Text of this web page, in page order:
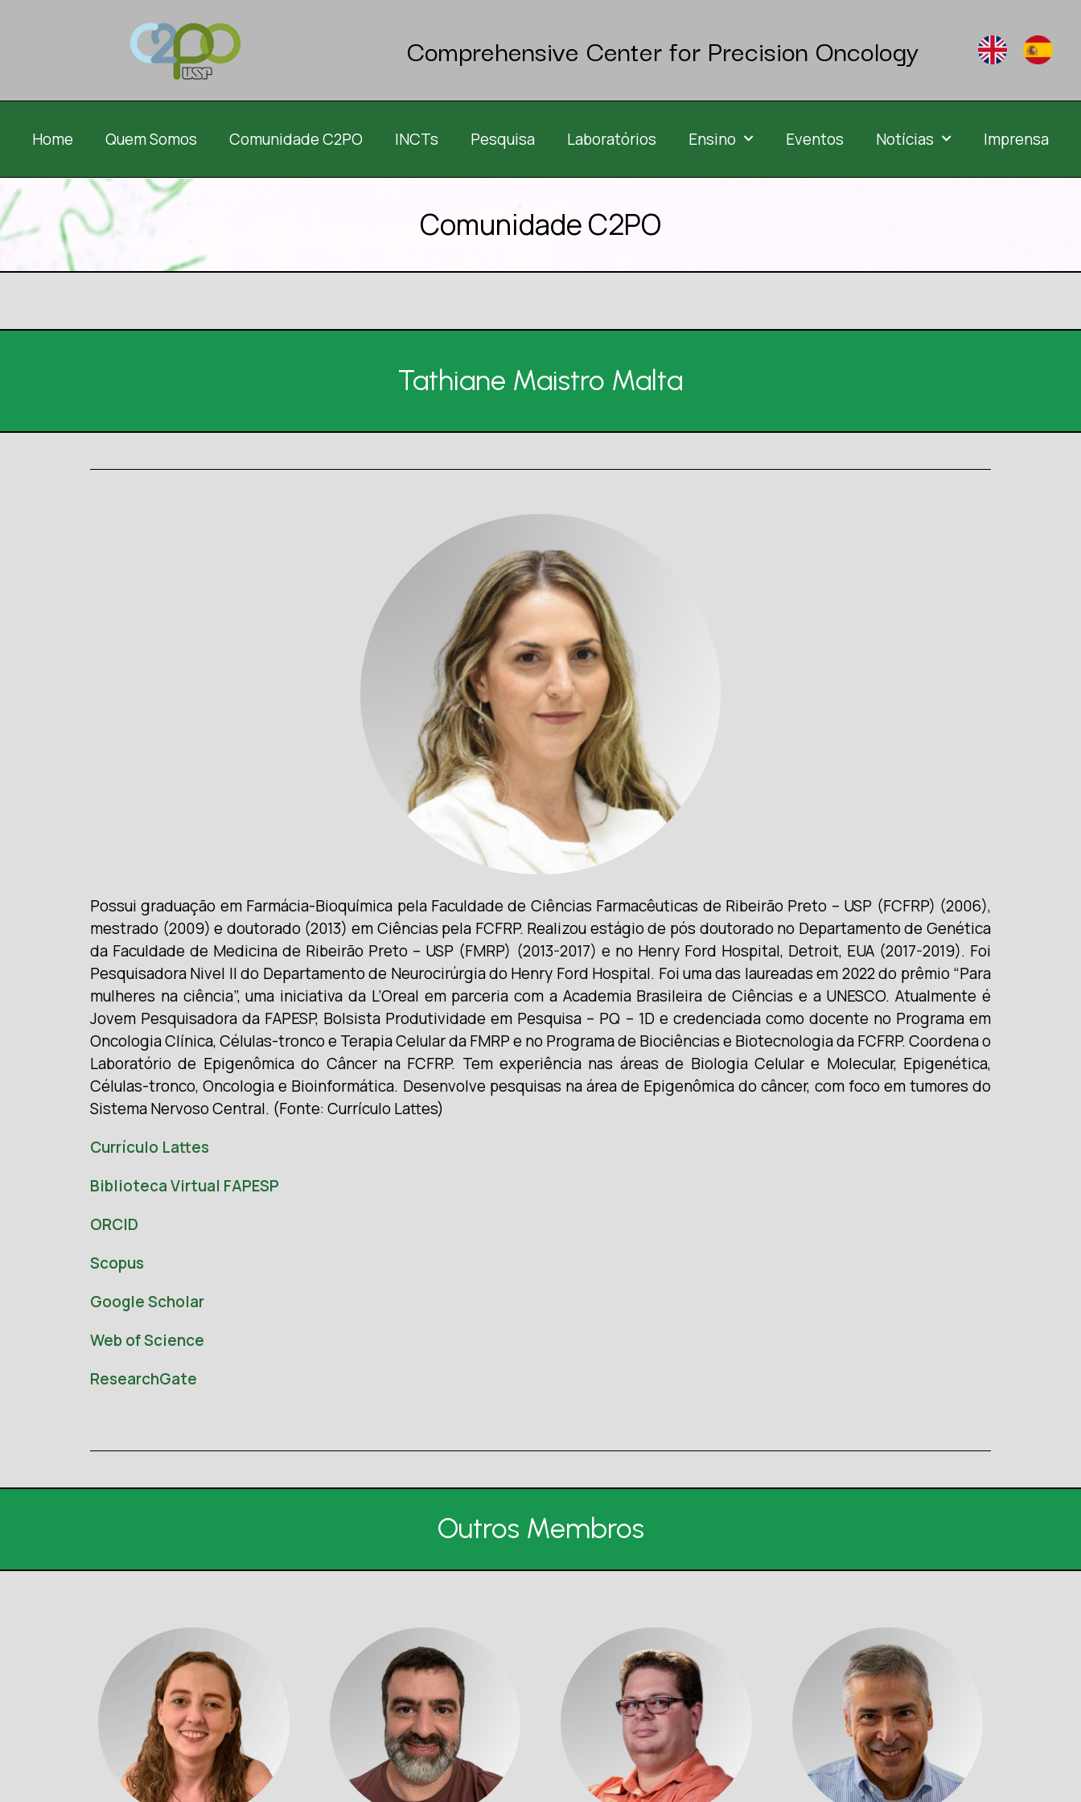
Comprehensive Center for Precision Oncology
Home Quem Somos Comunidade C2PO INCTs Pesquisa Laboratórios Ensino Eventos Notícias Imprensa
Comunidade C2PO
Tathiane Maistro Malta
Possui graduação em Farmácia-Bioquímica pela Faculdade de Ciências Farmacêuticas de Ribeirão Preto – USP (FCFRP) (2006),
mestrado (2009) e doutorado (2013) em Ciências pela FCFRP. Realizou estágio de pós doutorado no Departamento de Genética
da Faculdade de Medicina de Ribeirão Preto – USP (FMRP) (2013-2017) e no Henry Ford Hospital, Detroit, EUA (2017-2019). Foi
Pesquisadora Nivel II do Departamento de Neurocirúrgia do Henry Ford Hospital. Foi uma das laureadas em 2022 do prêmio “Para
mulheres na ciência”, uma iniciativa da L’Oreal em parceria com a Academia Brasileira de Ciências e a UNESCO. Atualmente é
Jovem Pesquisadora da FAPESP, Bolsista Produtividade em Pesquisa – PQ – 1D e credenciada como docente no Programa em
Oncologia Clínica, Células-tronco e Terapia Celular da FMRP e no Programa de Biociências e Biotecnologia da FCFRP. Coordena o
Laboratório de Epigenômica do Câncer na FCFRP. Tem experiência nas áreas de Biologia Celular e Molecular, Epigenética,
Células-tronco, Oncologia e Bioinformática. Desenvolve pesquisas na área de Epigenômica do câncer, com foco em tumores do
Sistema Nervoso Central. (Fonte: Currículo Lattes)
Currículo Lattes
Biblioteca Virtual FAPESP
ORCID
Scopus
Google Scholar
Web of Science
ResearchGate
Outros Membros